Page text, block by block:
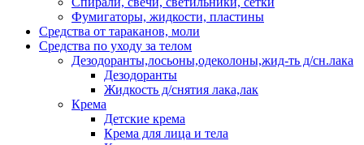
Фумигаторы, жидкости, пластины
Средства от тараканов, моли
Средства по уходу за телом
Дезодоранты,лосьоны,одеколоны,жид-ть д/сн.лака
Дезодоранты
Жидкость д/снятия лака,лак
Крема
Детские крема
Крема для лица и тела